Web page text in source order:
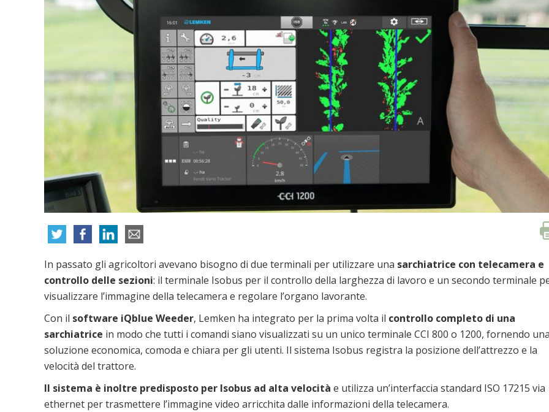
In passato gli agricoltori avevano bisogno di due terminali per utilizzare una sarchiatrice con telecamera e
controllo delle sezioni: il terminale Isobus per il controllo della larghezza di lavoro e un secondo terminale
visualizzare l’immagine della telecamera e regolare l’organo lavorante.
Con il software iQblue Weeder, Lemken ha integrato per la prima volta il controllo completo di una
sarchiatrice in modo che tutti i comandi siano visualizzati su un unico terminale CCI 800 o 1200, fornendo
soluzione economica, comoda e chiara per gli utenti. Il sistema Isobus registra la posizione dell’attrezzo e la
velocità del trattore.
Il sistema è inoltre predisposto per Isobus ad alta velocità e utilizza un’interfaccia standard ISO 17215 via
ethernet per trasmettere l’immagine video arricchita dalle informazioni della telecamera.